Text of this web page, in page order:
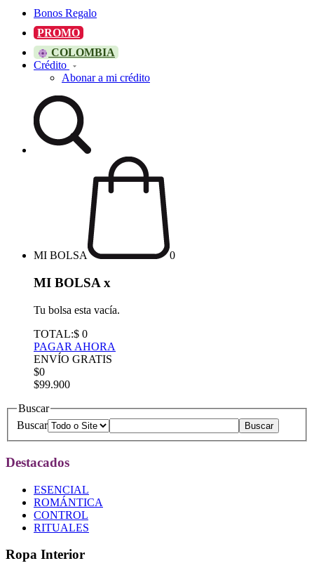
Bonos Regalo
PROMO
COLOMBIA
Crédito
Abonar a mi crédito
MI BOLSA 0
MI BOLSA x
Tu bolsa esta vacía.
TOTAL:$ 0
PAGAR AHORA
ENVÍO GRATIS
$0
$99.900
Buscar
Buscar
Destacados
ESENCIAL
ROMÁNTICA
CONTROL
RITUALES
Ropa Interior